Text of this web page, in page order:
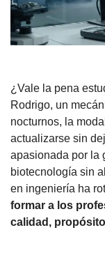
¿Vale la pena
Rodrigo, un
nocturnos, la
actualizarse sin
apasionada por la
biotecnología sin
en ingeniería ha
formar a los
calidad,